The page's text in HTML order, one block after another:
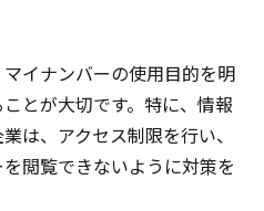
イナンバーの使用目的を明
とが大切です。特に、情報
は、アクセス制限を行い、
閲覧できないように対策を